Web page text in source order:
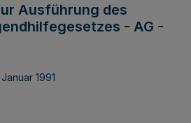
Ausführung des
- AG -
1991